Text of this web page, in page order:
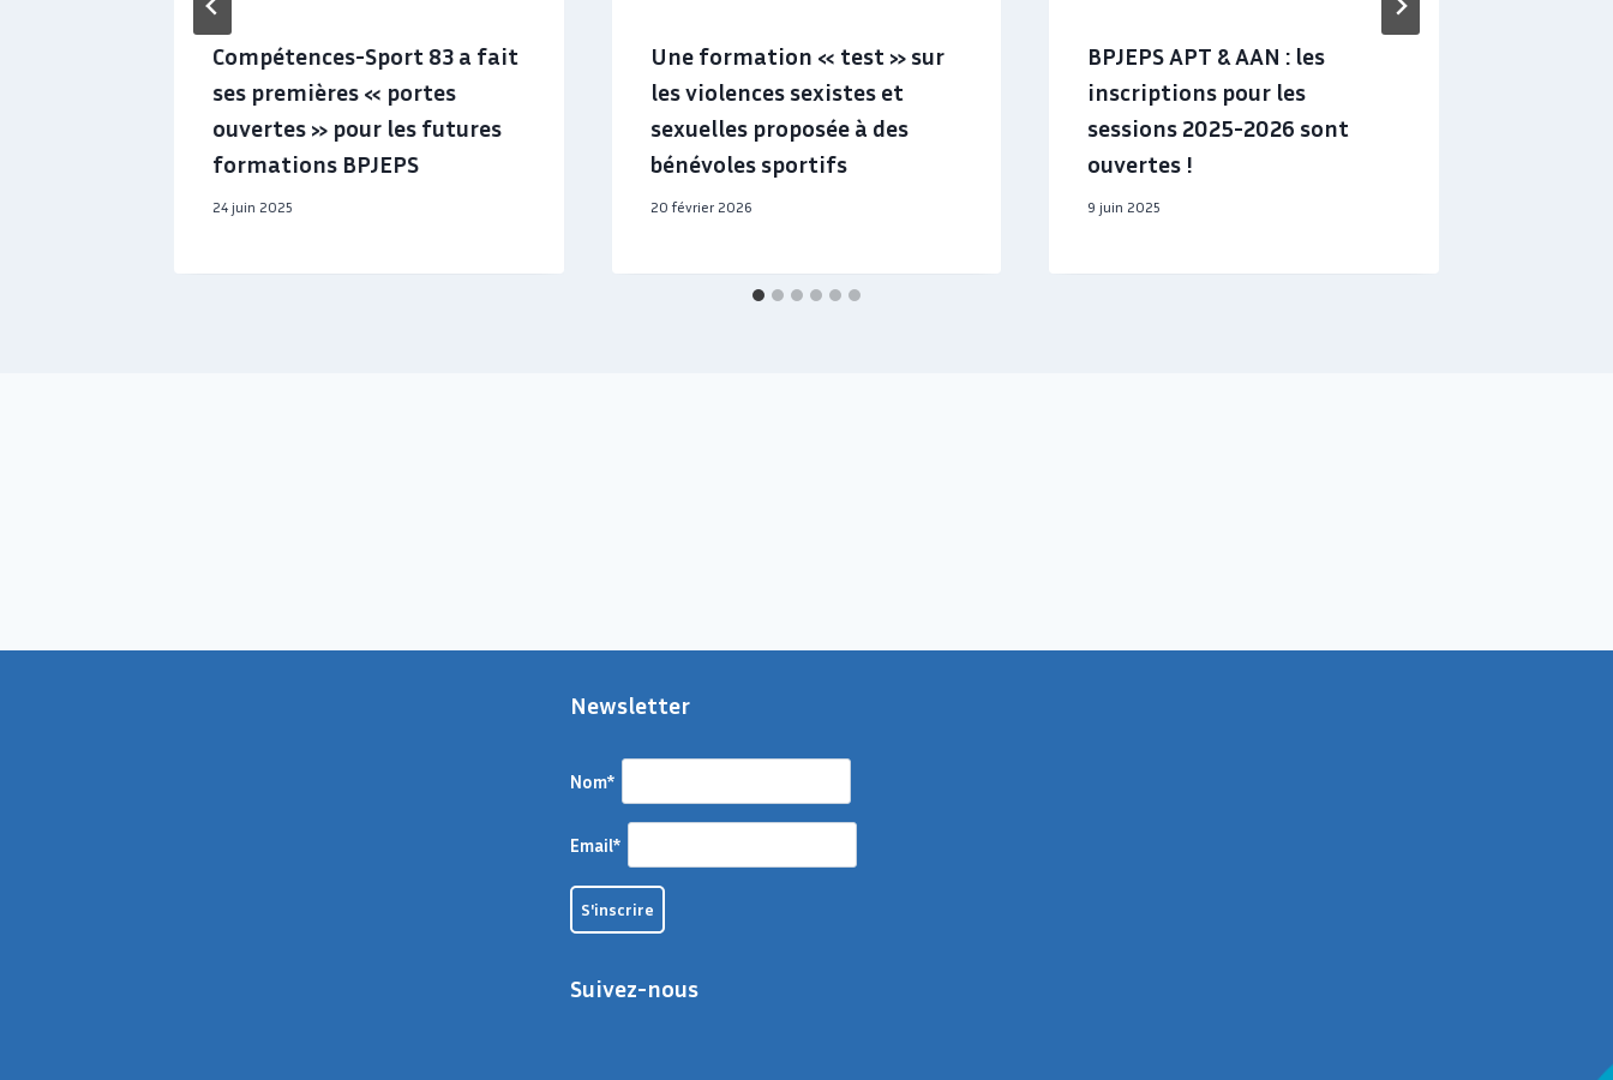
Compétences-Sport 83 a fait
ses premières « portes
ouvertes » pour les futures
formations BPJEPS
24 juin 2025
Une formation « test » sur
les violences sexistes et
sexuelles proposée à des
bénévoles sportifs
20 février 2026
BPJEPS APT & AAN : les
inscriptions pour les
sessions 2025-2026 sont
ouvertes !
9 juin 2025
Newsletter
Nom*
Email*
Suivez-nous